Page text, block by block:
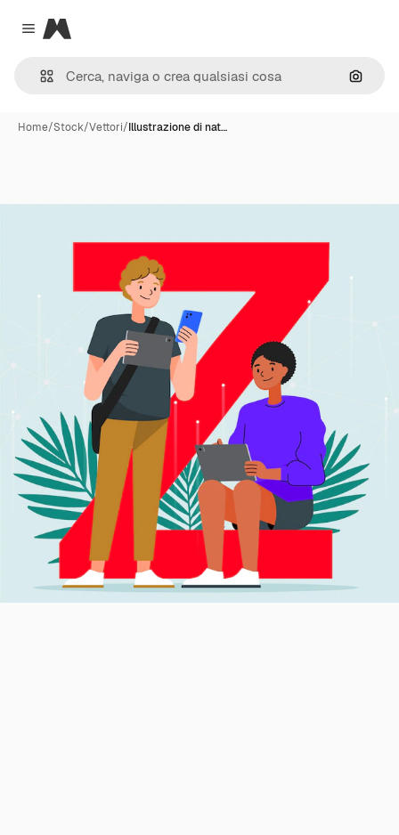
Close menu
Magnific
Cerca
Home/Stock/Vettori/Illustrazione di nat…